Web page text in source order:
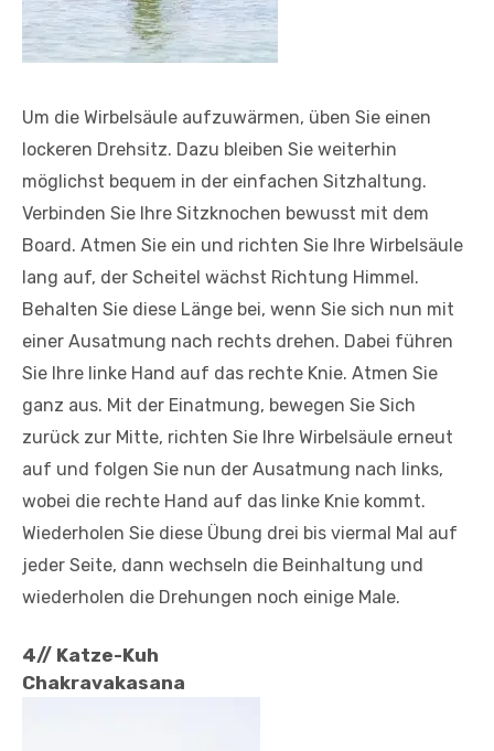
Um die Wirbelsäule aufzuwärmen, üben Sie einen
lockeren Drehsitz. Dazu bleiben Sie weiterhin
möglichst bequem in der einfachen Sitzhaltung.
Verbinden Sie Ihre Sitzknochen bewusst mit dem
Board. Atmen Sie ein und richten Sie Ihre Wirbelsäule
lang auf, der Scheitel wächst Richtung Himmel.
Behalten Sie diese Länge bei, wenn Sie sich nun mit
einer Ausatmung nach rechts drehen. Dabei führen
Sie Ihre linke Hand auf das rechte Knie. Atmen Sie
ganz aus. Mit der Einatmung, bewegen Sie Sich
zurück zur Mitte, richten Sie Ihre Wirbelsäule erneut
auf und folgen Sie nun der Ausatmung nach links,
wobei die rechte Hand auf das linke Knie kommt.
Wiederholen Sie diese Übung drei bis viermal Mal auf
jeder Seite, dann wechseln die Beinhaltung und
wiederholen die Drehungen noch einige Male.
4// Katze-Kuh
Chakravakasana